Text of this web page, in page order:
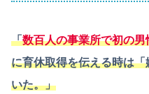
「数百人の事業所で初の男
に育休取得を伝える時は
いた。」